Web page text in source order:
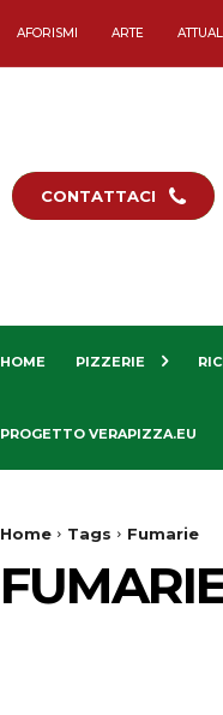
AFORISMI ARTE
CONTATTACI
HOME PIZZERIE
PROGETTO VERAPIZZA.EU
Home Tags Fumarie